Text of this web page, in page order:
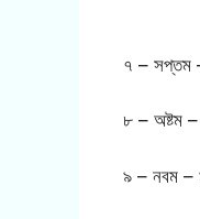
৭ – সপ্তম
৮ – অষ্টম
৯ – নবম –